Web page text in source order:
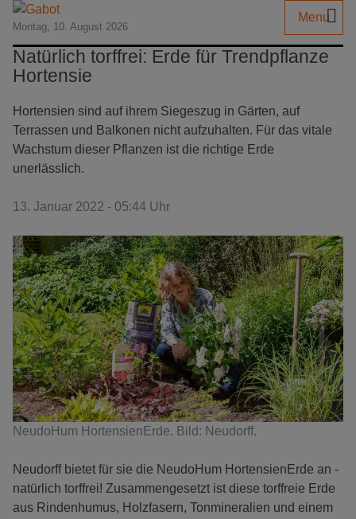
Montag, 10. August 2026
Menu
Natürlich torffrei: Erde für Trendpflanze
Hortensie
Hortensien sind auf ihrem Siegeszug in Gärten, auf
Terrassen und Balkonen nicht aufzuhalten. Für das vitale
Wachstum dieser Pflanzen ist die richtige Erde
unerlässlich.
13. Januar 2022 - 05:44 Uhr
NeudoHum HortensienErde. Bild: Neudorff.
Neudorff bietet für sie die NeudoHum HortensienErde an -
natürlich torffrei! Zusammengesetzt ist diese torffreie Erde
aus Rindenhumus, Holzfasern, Tonmineralien und einem